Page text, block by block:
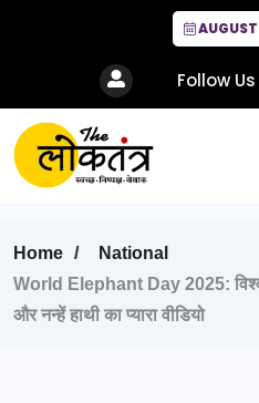
Follow Us
Home
National
World Elephant Day 2025: विश्व
और नन्हें हाथी का प्यारा वीडियो